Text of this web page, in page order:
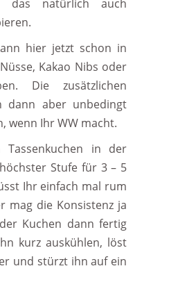
das natürlich auch
hier jetzt schon in
Kakao Nibs oder
Die zusätzlichen
dann aber unbedingt
wenn Ihr WW macht.
Tassenkuchen in der
Stufe für 3 – 5
Ihr einfach mal rum
mag die Konsistenz ja
Kuchen dann fertig
kurz auskühlen, löst
und stürzt ihn auf ein